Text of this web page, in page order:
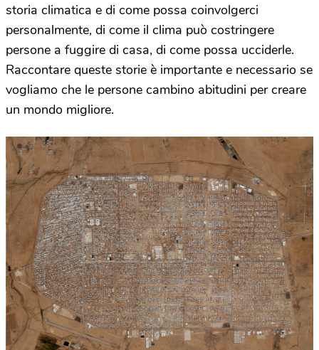
storia climatica e di come possa coinvolgerci
personalmente, di come il clima può costringere
persone a fuggire di casa, di come possa ucciderle.
Raccontare queste storie è importante e necessario se
vogliamo che le persone cambino abitudini per creare
un mondo migliore.